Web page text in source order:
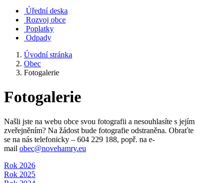
Úřední deska
Rozvoj obce
Poplatky
Odpady
Úvodní stránka
Obec
Fotogalerie
Fotogalerie
Našli jste na webu obce svou fotografii a nesouhlasíte s jejím
zveřejněním? Na žádost bude fotografie odstraněna. Obraťte
se na nás telefonicky – 604 229 188, popř. na e-
mail obec@novehamry.eu
Rok 2026
Rok 2025